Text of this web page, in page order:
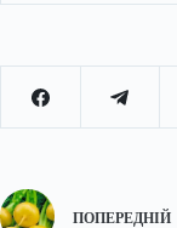
ПОПЕРЕДНІЙ